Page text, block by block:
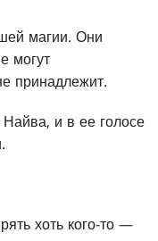
магии. Они
могут
принадлежит.
и в ее голосе
хоть кого-то —